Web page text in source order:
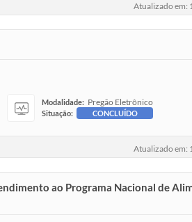
Atualizado em:
Modalidade: Pregão Eletrônico
Situação: CONCLUÍDO
Atualizado em:
ao Programa Nacional de